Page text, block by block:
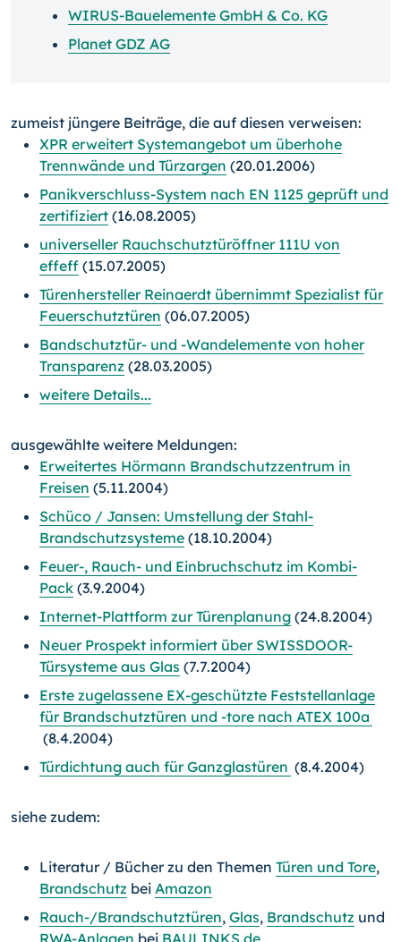
WIRUS-Bauelemente GmbH & Co. KG
Planet GDZ AG
zumeist jüngere Beiträge, die auf diesen verweisen:
XPR erweitert Systemangebot um überhohe
Trennwände und Türzargen (20.01.2006)
Panikverschluss-System nach EN 1125 geprüft und
zertifiziert (16.08.2005)
universeller Rauchschutztüröffner 111U von
effeff (15.07.2005)
Türenhersteller Reinaerdt übernimmt Spezialist für
Feuerschutztüren (06.07.2005)
Bandschutztür- und -Wandelemente von hoher
Transparenz (28.03.2005)
weitere Details...
ausgewählte weitere Meldungen:
Erweitertes Hörmann Brandschutzzentrum in
Freisen (5.11.2004)
Schüco / Jansen: Umstellung der Stahl-
Brandschutzsysteme (18.10.2004)
Feuer-, Rauch- und Einbruchschutz im Kombi-
Pack (3.9.2004)
Internet-Plattform zur Türenplanung (24.8.2004)
Neuer Prospekt informiert über SWISSDOOR-
Türsysteme aus Glas (7.7.2004)
Erste zugelassene EX-geschützte Feststellanlage
für Brandschutztüren und -tore nach ATEX 100a
(8.4.2004)
Türdichtung auch für Ganzglastüren (8.4.2004)
siehe zudem:
Literatur / Bücher zu den Themen Türen und Tore,
Brandschutz bei Amazon
Rauch-/Brandschutztüren, Glas, Brandschutz und